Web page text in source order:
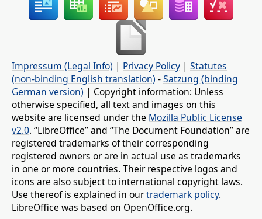
Impressum (Legal Info) | Privacy Policy | Statutes
(non-binding English translation) -Satzung (binding
German version) | Copyright information: Unless
otherwise specified, all text and images on this
website are licensed under the Mozilla Public License
v2.0. “LibreOffice” and “The Document Foundation” are
registered trademarks of their corresponding
registered owners or are in actual use as trademarks
in one or more countries. Their respective logos and
icons are also subject to international copyright laws.
Use thereof is explained in ourtrademark policy.
LibreOffice was based on OpenOffice.org.